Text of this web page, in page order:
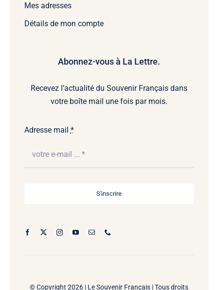
Mes adresses
Détails de mon compte
Abonnez-vous à La Lettre.
Recevez l’actualité du Souvenir Français dans
votre boîte mail une fois par mois.
Adresse mail *
S'inscrire
© Copyright 2026 | Le Souvenir Français | Tous droits